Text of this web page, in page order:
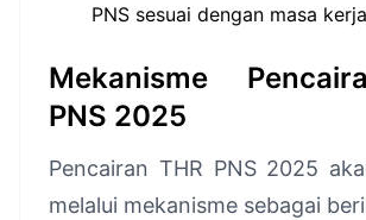
PNS sesuai dengan masa kerja
Mekanisme
PNS 2025
Pencairan THR PNS 2025
melalui mekanisme sebagai